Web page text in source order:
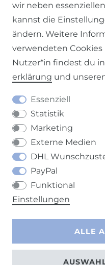
Impressum
VERTRAG
wir neben
kannst die
ändern. Weitere
verwendeten
Nutzer*in findest du
erklärung und
Essenziell
Statistik
Marketing
Externe Medien
DHL
PayPal
Funktional
Einstellungen
ALLE